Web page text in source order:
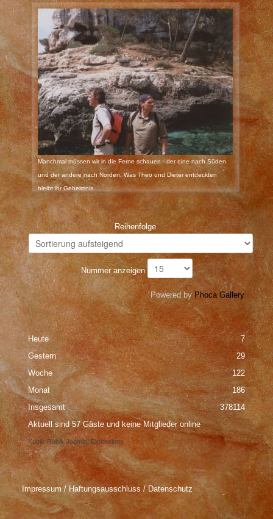
Manchmal müssen wir in die Ferne schauen - der eine nach Süden
und der andere nach Norden. Was Theo und Dieter entdeckten
bleibt ihr Geheimnis.
Reihenfolge
Nummer anzeigen
Powered byPhoca Gallery
Heute
7
Gestern
29
Woche
122
Monat
186
Insgesamt
378114
Aktuell sind 57 Gäste und keine Mitglieder online
Kubik-Rubik Joomla! Extensions
Impressum / Haftungsausschluss / Datenschutz